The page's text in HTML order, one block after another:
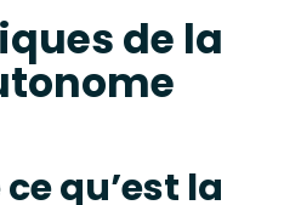
de la
qu’est la